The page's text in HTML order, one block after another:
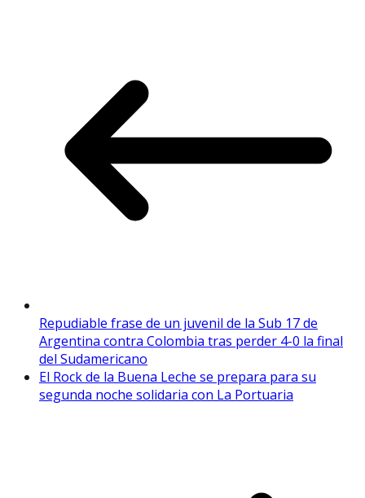
Repudiable frase de un juvenil de la Sub 17 de
Argentina contra Colombia tras perder 4-0 la final
del Sudamericano
El Rock de la Buena Leche se prepara para su
segunda noche solidaria con La Portuaria